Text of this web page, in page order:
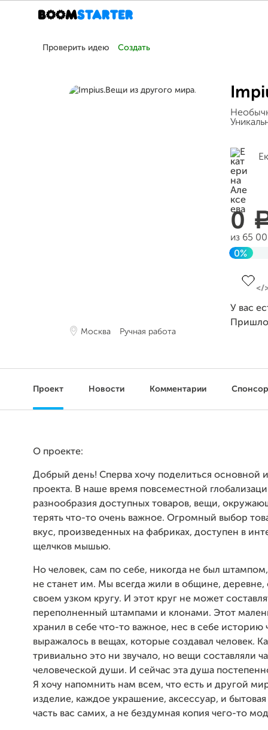
Проверить идею Создать
Москва Ручная работа
0
из 65
0%
У вас
Проект Новости Комментарии
О проекте:
Добрый день! Сперва хочу поделиться основной
проекта. В наше время повсеместной
разнообразия доступных товаров, вещи,
терять что-то очень важное. Огромный выбор
вкус, произведенных на фабриках, доступен в
щелчков мышью.
Но человек, сам по себе, никогда не был
не станет им. Мы всегда жили в общине, деревне,
своем узком кругу. И этот круг не может
переполненный штампами и клонами. Этот
хранил в себе что-то важное, нес в себе историю
выражалось в вещах, которые создавал человек.
тривиально это ни звучало, но вещи составляли
человеческой души. И сейчас эта душа
Я хочу напомнить нам всем, что есть и другой
изделие, каждое украшение, аксессуар, и
часть вас самих, а не бездумная копия чего-то